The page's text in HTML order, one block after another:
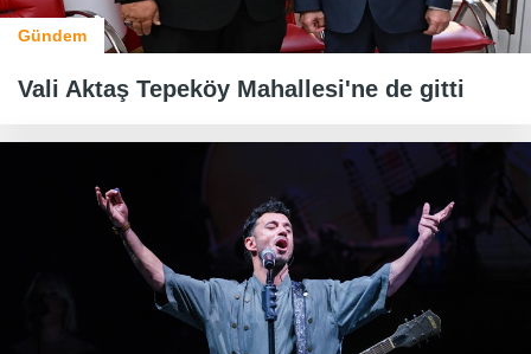
Gündem
Vali Aktaş Tepeköy Mahallesi'ne de gitti